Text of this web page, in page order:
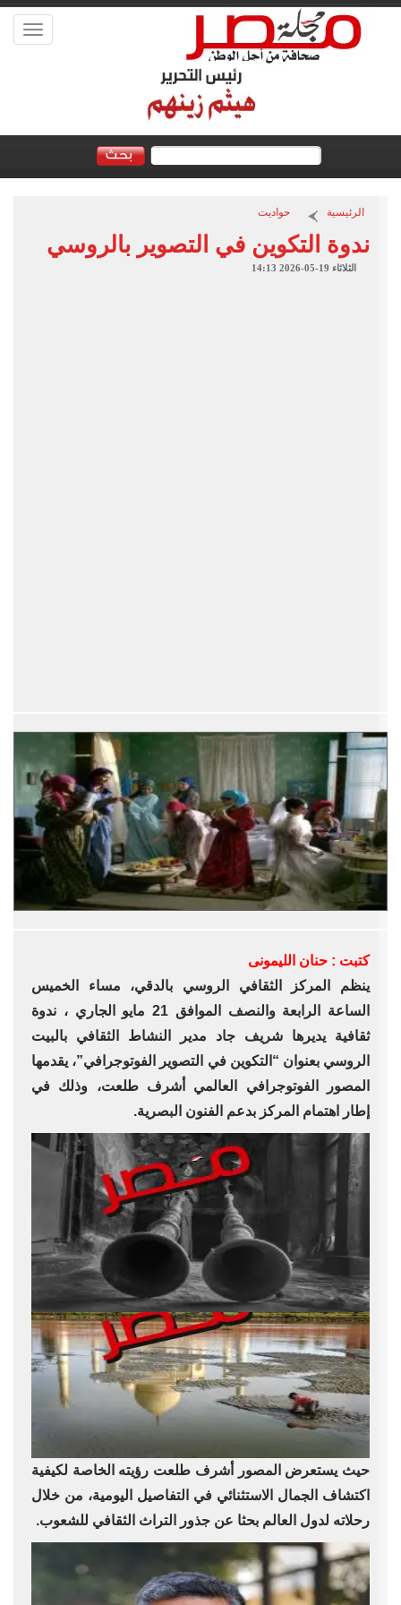
Toggle
الرئيسية حواديت
ندوة التكوين في التصوير بالروسي
الثلاثاء 19-05-2026 14:13
كتبت : حنان الليمونى
ينظم المركز الثقافي الروسي بالدقي، مساء الخميس
الساعة الرابعة والنصف الموافق 21 مايو الجاري ، ندوة
ثقافية يديرها شريف جاد مدير النشاط الثقافي بالبيت
الروسي بعنوان “التكوين في التصوير الفوتوجرافي”، يقدمها
المصور الفوتوجرافي العالمي أشرف طلعت، وذلك في
إطار اهتمام المركز بدعم الفنون البصرية.
حيث يستعرض المصور أشرف طلعت رؤيته الخاصة لكيفية
اكتشاف الجمال الاستثنائي في التفاصيل اليومية، من خلال
رحلاته لدول العالم بحثا عن جذور التراث الثقافي للشعوب.